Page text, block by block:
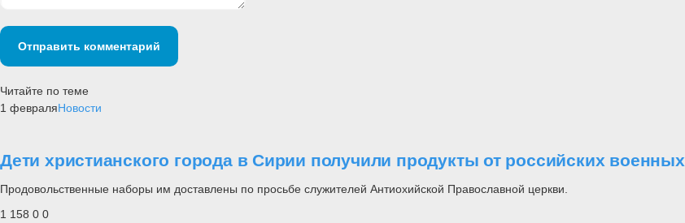
Отправить комментарий
Читайте по теме
1 февраляНовости
Дети христианского города в Сирии получили продукты от российских военных
Продовольственные наборы им доставлены по просьбе служителей Антиохийской Православной церкви.
1 158 0 0